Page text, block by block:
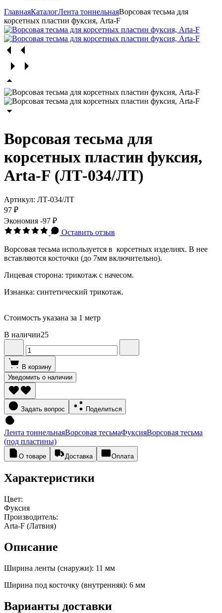
ГлавнаяКаталогЛента тоннельнаяВорсовая тесьма для
корсетных пластин фуксия, Arta-F
Ворсовая тесьма для
корсетных пластин фуксия,
Arta-F (ЛТ-034/ЛТ)
Артикул: ЛТ-034/ЛТ
97 ₽
Экономия -97 ₽
Оставить отзыв
Ворсовая тесьма используется в корсетных изделиях. В нее
вставляются косточки (до 7мм включительно).
Лицевая сторона: трикотаж с начесом.
Изнанка: синтетический трикотаж.
Стоимость указана за 1 метр
В наличии25
В корзину
Уведомить о наличии
Задать вопрос Поделиться
Лента тоннельнаяВорсовая тесьмаФуксияВорсовая тесьма
(под пластины)
О товаре Доставка Оплата
Характеристики
Цвет:
Фуксия
Производитель:
Arta-F (Латвия)
Описание
Ширина ленты (снаружи): 11 мм
Ширина под косточку (внутренняя): 6 мм
Варианты доставки